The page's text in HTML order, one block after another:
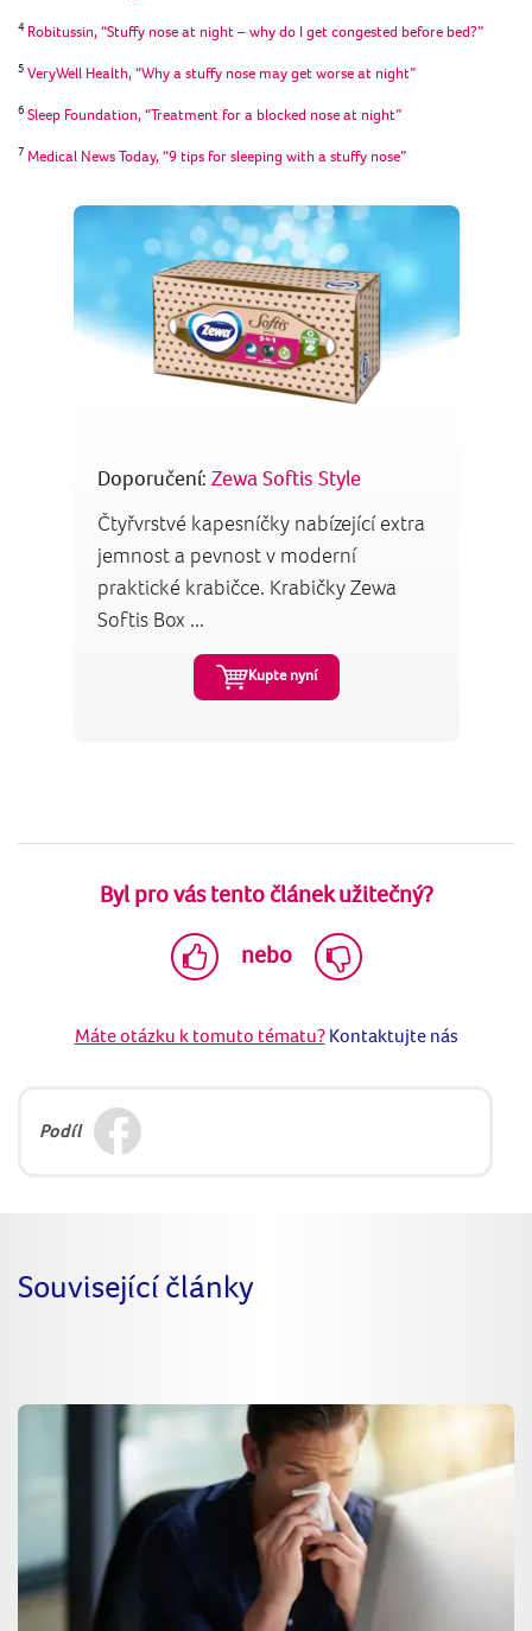
Doporučení: Zewa Softis Style
Čtyřvrstvé kapesníčky nabízející extra
jemnost a pevnost v moderní
praktické krabičce. Krabičky Zewa
Softis Box ...
Kupte nyní
4 Robitussin, “Stuffy nose at night – why do I get congested before bed?”
5 VeryWell Health, “Why a stuffy nose may get worse at night”
6 Sleep Foundation, “Treatment for a blocked nose at night”
7 Medical News Today, “9 tips for sleeping with a stuffy nose”
Byl pro vás tento článek užitečný?
nebo
Máte otázku k tomuto tématu?Kontaktujte nás
Podíl
Související články